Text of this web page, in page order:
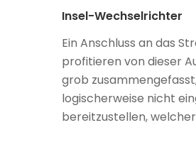
Insel-Wechselrichter
Ein Anschluss an das
profitieren von dieser
grob
logischerweise nicht
bereitzustellen,